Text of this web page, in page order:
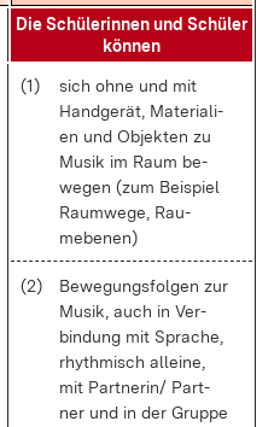
Die Schü­le­rin­nen und Schü­ler
kön­nen
(1)
sich oh­ne und mit
Hand­ge­rät, Ma­te­ria­li­
en und Ob­jek­ten zu
Mu­sik im Raum be­
we­gen (zum Bei­spiel
Raum­we­ge, Rau­
mebe­nen)
(2)
Be­we­gungs­fol­gen zur
Mu­sik, auch in Ver­
bin­dung mit Spra­che,
rhyth­misch al­lei­ne,
mit Part­ne­rin/ Part­
ner und in der Grup­pe